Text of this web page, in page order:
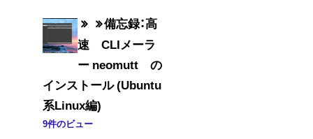
備忘録：高
速 CLIメーラ
ー neomutt の
インストール (Ubuntu
系Linux編)
9件のビュー